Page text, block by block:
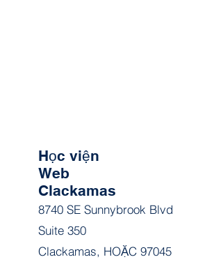
Học viện
Web
Clackamas
8740 SE Sunnybrook Blvd
Suite 350
Clackamas, HOẶC 97045